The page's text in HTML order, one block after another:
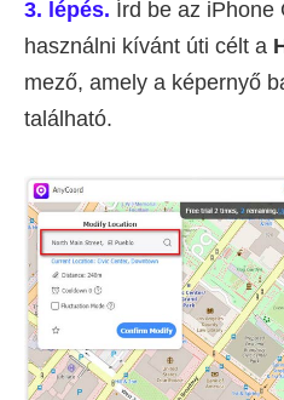
3. lépés. Írd be az iPhone
használni kívánt úti célt a
mező, amely a képernyő
található.